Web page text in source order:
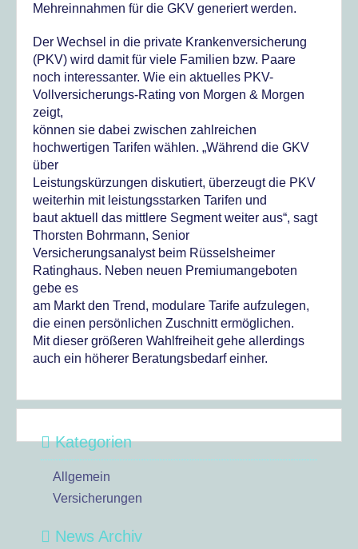
Mehreinnahmen für die GKV generiert werden.
Der Wechsel in die private Krankenversicherung
(PKV) wird damit für viele Familien bzw. Paare
noch interessanter. Wie ein aktuelles PKV-
Vollversicherungs-Rating von Morgen & Morgen
zeigt,
können sie dabei zwischen zahlreichen
hochwertigen Tarifen wählen. „Während die GKV
über
Leistungskürzungen diskutiert, überzeugt die PKV
weiterhin mit leistungsstarken Tarifen und
baut aktuell das mittlere Segment weiter aus“, sagt
Thorsten Bohrmann, Senior
Versicherungsanalyst beim Rüsselsheimer
Ratinghaus. Neben neuen Premiumangeboten
gebe es
am Markt den Trend, modulare Tarife aufzulegen,
die einen persönlichen Zuschnitt ermöglichen.
Mit dieser größeren Wahlfreiheit gehe allerdings
auch ein höherer Beratungsbedarf einher.
Kategorien
Allgemein
Versicherungen
News Archiv